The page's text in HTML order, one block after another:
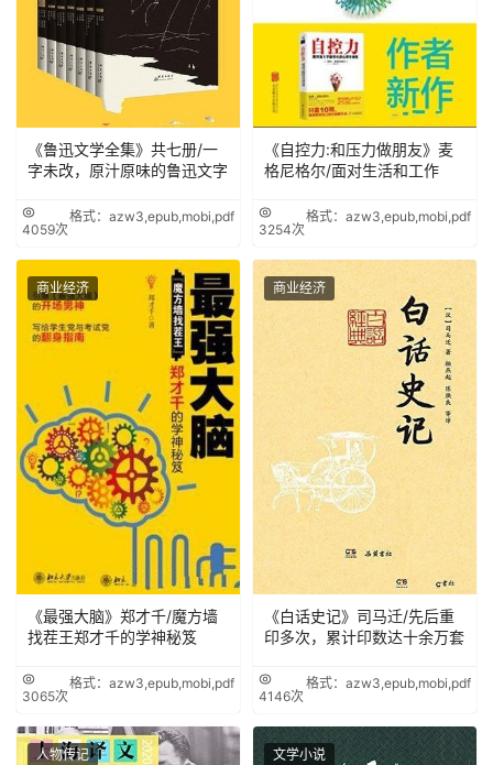
《鲁迅文学全集》共七册/一
字未改，原汁原味的鲁迅文字
4059次
格式：azw3,epub,mobi,pdf
《自控力:和压力做朋友》麦
格尼格尔/面对生活和工作
3254次
格式：azw3,epub,mobi,pdf
商业经济
《最强大脑》郑才千/魔方墙
找茬王郑才千的学神秘笈
3065次
格式：azw3,epub,mobi,pdf
商业经济
《白话史记》司马迁/先后重
印多次，累计印数达十余万套
4146次
格式：azw3,epub,mobi,pdf
人物传记 文学小说